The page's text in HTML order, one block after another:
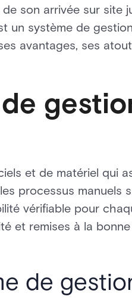
son arrivée sur site
un système de
avantages, ses
et de matériel qui
processus manuels
vérifiable pour
et remises à la
de